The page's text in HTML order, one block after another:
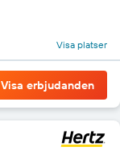
Visa platser
Visa erbjudanden